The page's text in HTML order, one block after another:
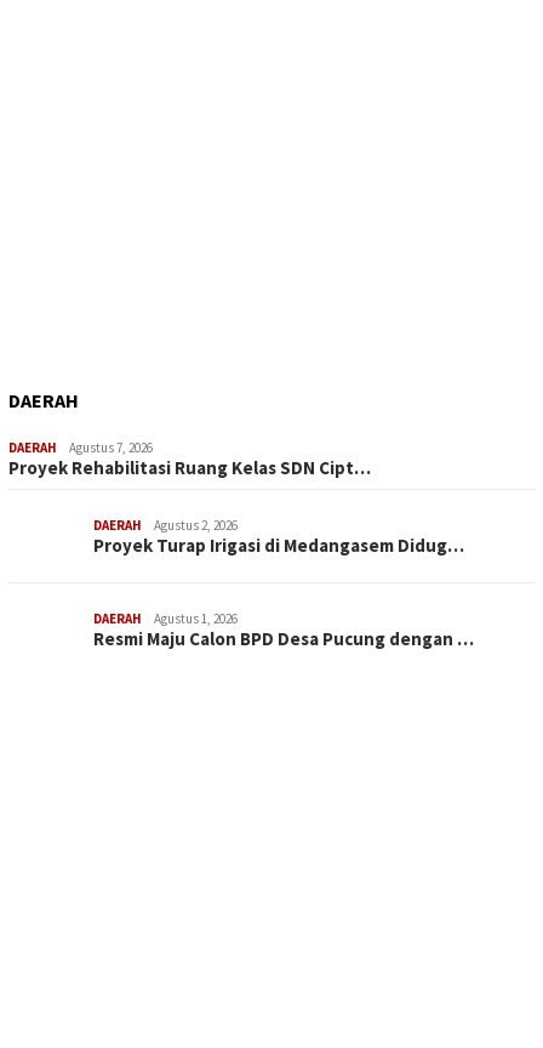
DAERAH
DAERAH Agustus 7, 2026
Proyek Rehabilitasi Ruang Kelas SDN Cipt…
DAERAH Agustus 2, 2026
Proyek Turap Irigasi di Medangasem Didug…
DAERAH Agustus 1, 2026
Resmi Maju Calon BPD Desa Pucung dengan …